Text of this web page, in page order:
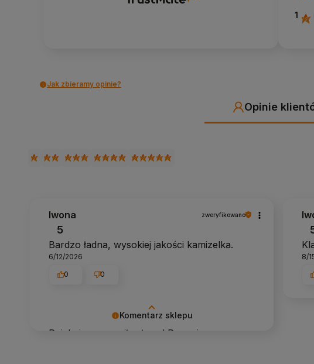
1
Jak zbieramy opinie?
Opinie
Komentarz sklepu
Dziękujemy za miłe słowa! Doceniamy czas
Iwona zweryfikowano
5
Bardzo ładna, wysokiej jakości kamizelka.
6/12/2026
0 0
8/